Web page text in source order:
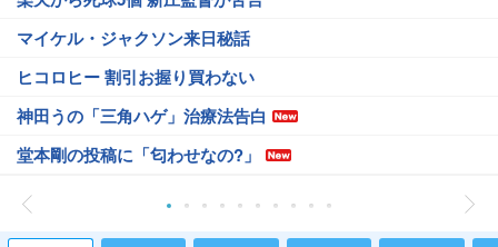
マイケル・ジャクソン来日秘話
ヒコロヒー 割引お握り買わない
神田うの「三角ハゲ」治療法告白
堂本剛の投稿に「匂わせなの?」